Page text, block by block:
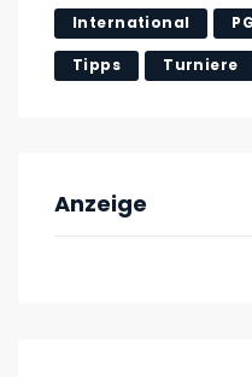
International
Tipps Turniere
Anzeige